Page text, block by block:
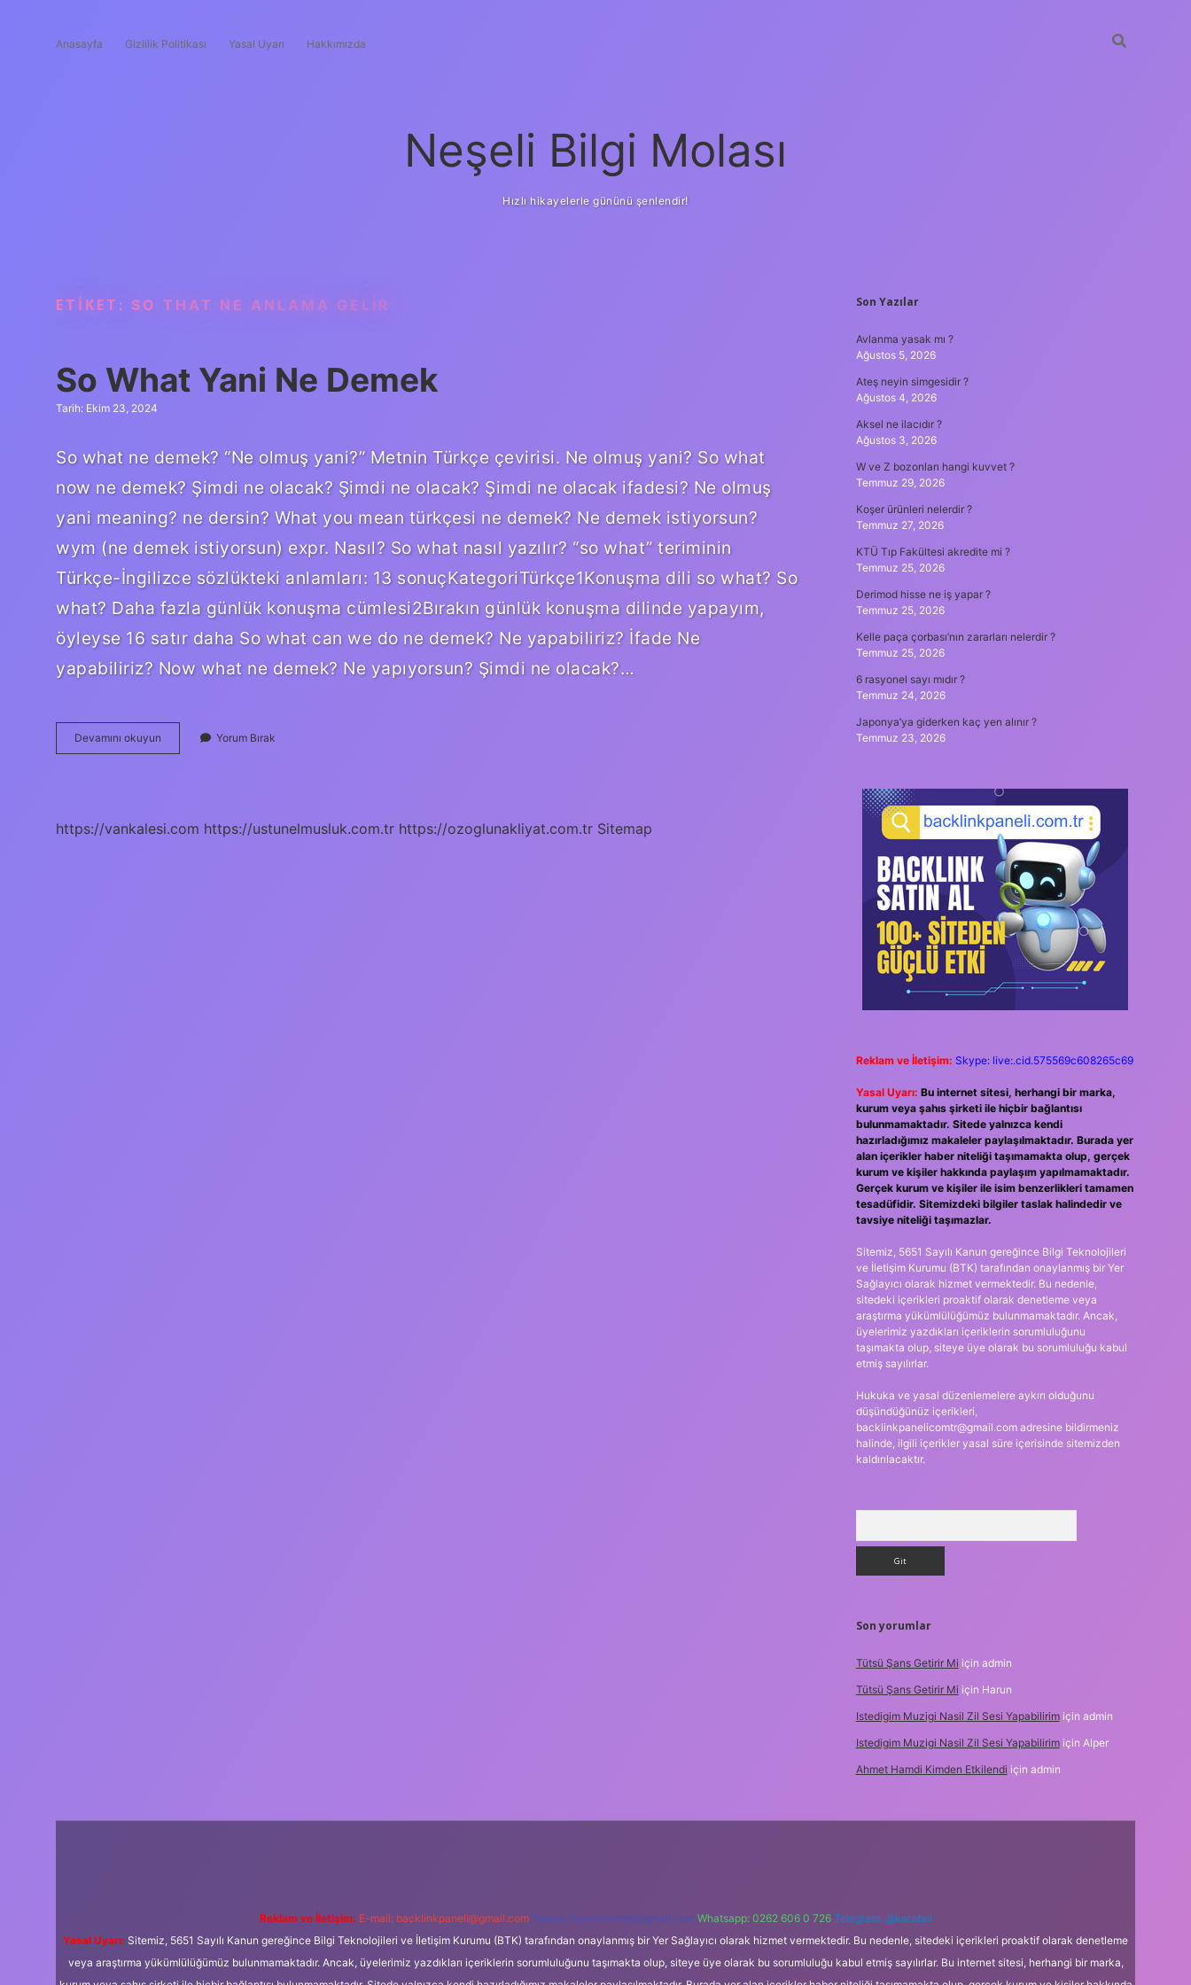
Anasayfa Gizlilik Politikası Yasal Uyarı Hakkımızda
Neşeli Bilgi Molası
Hızlı hikayelerle gününü şenlendir!
ETIKET: SO THAT NE ANLAMA GELIR
So What Yani Ne Demek
Tarih: Ekim 23, 2024
So what ne demek? “Ne olmuş yani?” Metnin Türkçe çevirisi. Ne olmuş yani? So what
now ne demek? Şimdi ne olacak? Şimdi ne olacak? Şimdi ne olacak ifadesi? Ne olmuş
yani meaning? ne dersin? What you mean türkçesi ne demek? Ne demek istiyorsun?
wym (ne demek istiyorsun) expr. Nasıl? So what nasıl yazılır? “so what” teriminin
Türkçe-İngilizce sözlükteki anlamları: 13 sonuçKategoriTürkçe1Konuşma dili so what? So
what? Daha fazla günlük konuşma cümlesi2Bırakın günlük konuşma dilinde yapayım,
öyleyse 16 satır daha So what can we do ne demek? Ne yapabiliriz? İfade Ne
yapabiliriz? Now what ne demek? Ne yapıyorsun? Şimdi ne olacak?…
Devamını okuyun
What
Yorum Bırak
https://vankalesi.com https://ustunelmusluk.com.tr https://ozoglunakliyat.com.tr Sitemap
SIDEBAR
Son Yazılar
Avlanma yasak mı ?
Ağustos 5, 2026
Ateş neyin simgesidir ?
Ağustos 4, 2026
Aksel ne ilacıdır ?
Ağustos 3, 2026
W ve Z bozonları hangi kuvvet ?
Temmuz 29, 2026
Koşer ürünleri nelerdir ?
Temmuz 27, 2026
KTÜ Tıp Fakültesi akredite mi ?
Temmuz 25, 2026
Derimod hisse ne iş yapar ?
Temmuz 25, 2026
Kelle paça çorbası’nın zararları nelerdir ?
Temmuz 25, 2026
6 rasyonel sayı mıdır ?
Temmuz 24, 2026
Japonya’ya giderken kaç yen alınır ?
Temmuz 23, 2026
Reklam ve İletişim: Skype: live:.cid.575569c608265c69
Yasal Uyarı: Bu internet sitesi, herhangi bir marka,
kurum veya şahıs şirketi ile hiçbir bağlantısı
bulunmamaktadır. Sitede yalnızca kendi
hazırladığımız makaleler paylaşılmaktadır. Burada yer
alan içerikler haber niteliği taşımamakta olup, gerçek
kurum ve kişiler hakkında paylaşım yapılmamaktadır.
Gerçek kurum ve kişiler ile isim benzerlikleri tamamen
tesadüfidir. Sitemizdeki bilgiler taslak halindedir ve
tavsiye niteliği taşımazlar.
Sitemiz, 5651 Sayılı Kanun gereğince Bilgi Teknolojileri
ve İletişim Kurumu (BTK) tarafından onaylanmış bir Yer
Sağlayıcı olarak hizmet vermektedir. Bu nedenle,
sitedeki içerikleri proaktif olarak denetleme veya
araştırma yükümlülüğümüz bulunmamaktadır. Ancak,
üyelerimiz yazdıkları içeriklerin sorumluluğunu
taşımakta olup, siteye üye olarak bu sorumluluğu kabul
etmiş sayılırlar.
Hukuka ve yasal düzenlemelere aykırı olduğunu
düşündüğünüz içerikleri,
backlinkpanelicomtr@gmail.comadresine bildirmeniz
halinde, ilgili içerikler yasal süre içerisinde sitemizden
kaldırılacaktır.
Son yorumlar
Tütsü Şans Getirir Mi için admin
Tütsü Şans Getirir Mi için Harun
Istedigim Muzigi Nasil Zil Sesi Yapabilirimiçin admin
Istedigim Muzigi Nasil Zil Sesi Yapabilirimiçin Alper
Ahmet Hamdi Kimden Etkilendi için admin
Reklam ve İletişim: E-mail: backlinkpaneli@gmail.com Teams: forumhizmeti@gmail.com Whatsapp: 0262 606 0 726 Telegram: @karabul
Yasal Uyarı: Sitemiz, 5651 Sayılı Kanun gereğince Bilgi Teknolojileri ve İletişim Kurumu (BTK) tarafından onaylanmış bir Yer Sağlayıcı olarak hizmet vermektedir. Bu nedenle, sitedeki içerikleri proaktif olarak denetleme
veya araştırma yükümlülüğümüz bulunmamaktadır. Ancak, üyelerimiz yazdıkları içeriklerin sorumluluğunu taşımakta olup, siteye üye olarak bu sorumluluğu kabul etmiş sayılırlar. Bu internet sitesi, herhangi bir marka,